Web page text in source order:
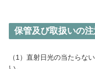
保管及び取扱いの
（1）直射日光の当たらな